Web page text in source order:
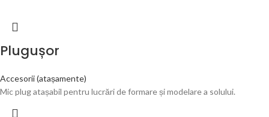
Plugușor
Accesorii (atașamente)
Mic plug atașabil pentru lucrări de formare și modelare a solului.